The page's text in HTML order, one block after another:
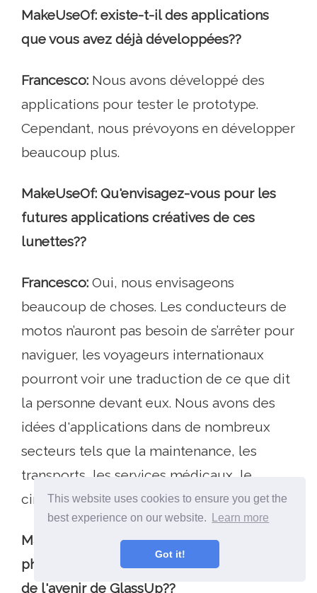
This website uses cookies to ensure you get the
best experience on our website.
Learn more
Got it!
MakeUseOf: existe-t-il des applications
que vous avez déjà développées??
Francesco: Nous avons développé des
applications pour tester le prototype.
Cependant, nous prévoyons en développer
beaucoup plus.
MakeUseOf: Qu'envisagez-vous pour les
futures applications créatives de ces
lunettes??
Francesco: Oui, nous envisageons
beaucoup de choses. Les conducteurs de
motos n’auront pas besoin de s’arrêter pour
naviguer, les voyageurs internationaux
pourront voir une traduction de ce que dit
la personne devant eux. Nous avons des
idées d'applications dans de nombreux
secteurs tels que la maintenance, les
transports, les services médicaux, le
cinéma et bien plus encore..
MakeUseOf: Google Glass a un appareil
photo. Voyez-vous cela comme une partie
de l'avenir de GlassUp??